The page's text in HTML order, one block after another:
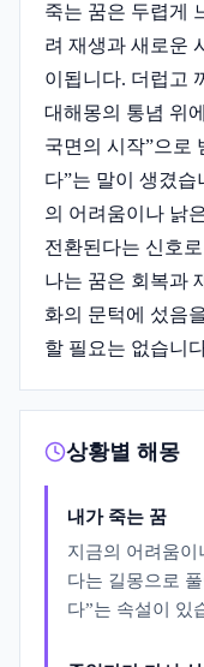
죽는 꿈은 두렵게
려 재생과 새로운
이됩니다. 더럽고
대해몽의 통념 위
국면의 시작”으로
다”는 말이 생겼
의 어려움이나 낡
전환된다는 신호
나는 꿈은 회복과
화의 문턱에 섰음
할 필요는 없습니
상황별 해몽
내가 죽는 꿈
지금의 어려움이
다는 길몽으로
다”는 속설이 있